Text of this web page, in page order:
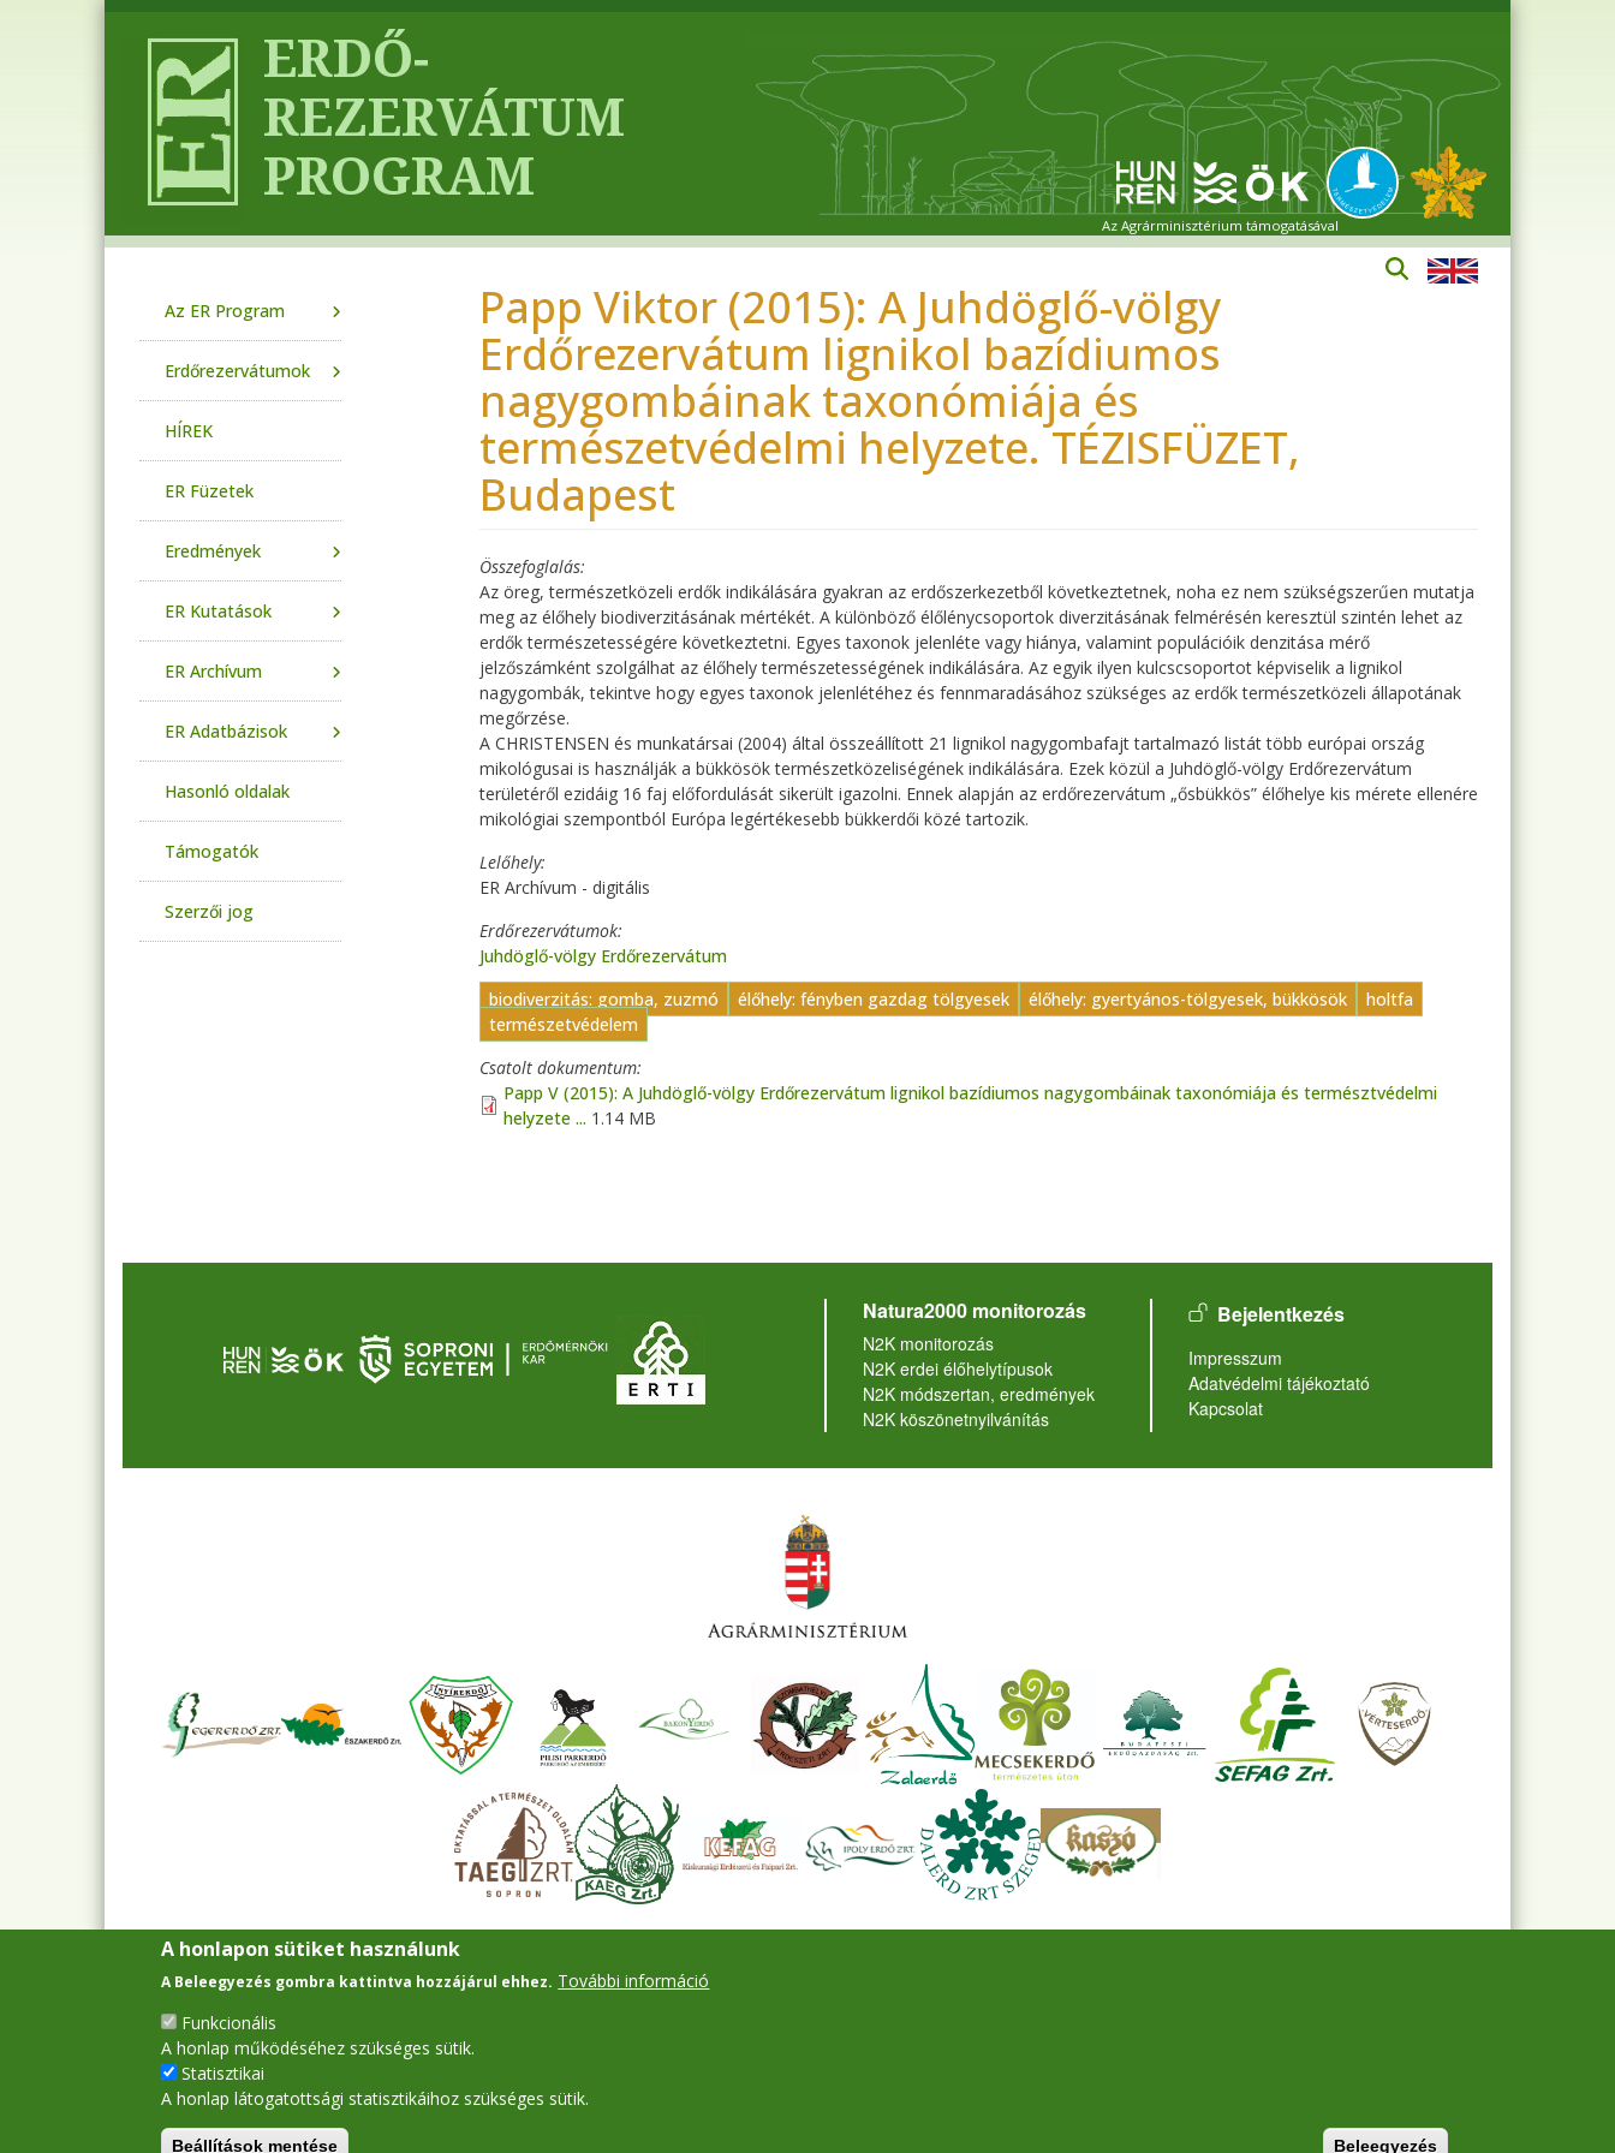
Az Agrárminisztérium támogatásával
Papp Viktor (2015): A Juhdöglő-völgy
Erdőrezervátum lignikol bazídiumos
nagygombáinak taxonómiája és
természetvédelmi helyzete. TÉZISFÜZET,
Budapest
Összefoglalás
Az öreg, természetközeli erdők indikálására gyakran az erdőszerkezetből következtetnek, noha ez nem szükségszerűen mutatja
meg az élőhely biodiverzitásának mértékét. A különböző élőlénycsoportok diverzitásának felmérésén keresztül szintén lehet az
erdők természetességére következtetni. Egyes taxonok jelenléte vagy hiánya, valamint populációik denzitása mérő
jelzőszámként szolgálhat az élőhely természetességének indikálására. Az egyik ilyen kulcscsoportot képviselik a lignikol
nagygombák, tekintve hogy egyes taxonok jelenlétéhez és fennmaradásához szükséges az erdők természetközeli állapotának
megőrzése.
A CHRISTENSEN és munkatársai (2004) által összeállított 21 lignikol nagygombafajt tartalmazó listát több európai ország
mikológusai is használják a bükkösök természetközeliségének indikálására. Ezek közül a Juhdöglő-völgy Erdőrezervátum
területéről ezidáig 16 faj előfordulását sikerült igazolni. Ennek alapján az erdőrezervátum „ősbükkös” élőhelye kis mérete ellenére
mikológiai szempontból Európa legértékesebb bükkerdői közé tartozik.
Lelőhely
ER Archívum - digitális
Erdőrezervátumok
Juhdöglő-völgy Erdőrezervátum
biodiverzitás: gomba, zuzmó
élőhely: fényben gazdag tölgyesek élőhely: gyertyános-tölgyesek, bükkösök
holtfa
természetvédelem
Csatolt dokumentum
Papp V (2015): A Juhdöglő-völgy Erdőrezervátum lignikol bazídiumos nagygombáinak taxonómiája és természtvédelmi
helyzete ... 1.14 MB
Az ER Program
Erdőrezervátumok
HÍREK
ER Füzetek
Eredmények
ER Kutatások
ER Archívum
ER Adatbázisok
Hasonló oldalak
Támogatók
Szerzői jog
Natura2000 monitorozás
N2K monitorozás
N2K erdei élőhelytípusok
N2K módszertan, eredmények
N2K köszönetnyilvánítás
User account menu
Bejelentkezés
Lábléc
Impresszum
Adatvédelmi tájékoztató
Kapcsolat
A honlapon sütiket használunk
A Beleegyezés gombra kattintva hozzájárul ehhez. További információ
Funkcionális
A honlap működéséhez szükséges sütik.
Statisztikai
A honlap látogatottsági statisztikáihoz szükséges sütik.
Beállítások mentése Beleegyezés